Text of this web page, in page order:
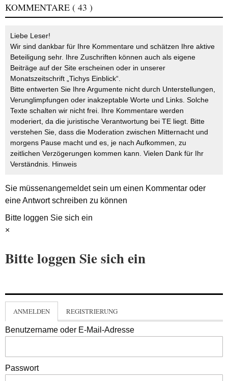
KOMMENTARE ( 43 )
Liebe Leser!
Wir sind dankbar für Ihre Kommentare und schätzen Ihre aktive
Beteiligung sehr. Ihre Zuschriften können auch als eigene
Beiträge auf der Site erscheinen oder in unserer
Monatszeitschrift „Tichys Einblick“.
Bitte entwerten Sie Ihre Argumente nicht durch Unterstellungen,
Verunglimpfungen oder inakzeptable Worte und Links. Solche
Texte schalten wir nicht frei. Ihre Kommentare werden
moderiert, da die juristische Verantwortung bei TE liegt. Bitte
verstehen Sie, dass die Moderation zwischen Mitternacht und
morgens Pause macht und es, je nach Aufkommen, zu
zeitlichen Verzögerungen kommen kann. Vielen Dank für Ihr
Verständnis. Hinweis
Sie müssenangemeldetsein um einen Kommentar oder
eine Antwort schreiben zu können
Bitte loggen Sie sich ein
×
Bitte loggen Sie sich ein
ANMELDEN REGISTRIERUNG
Benutzername oder E-Mail-Adresse
Passwort